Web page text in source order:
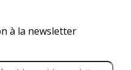
à la newsletter